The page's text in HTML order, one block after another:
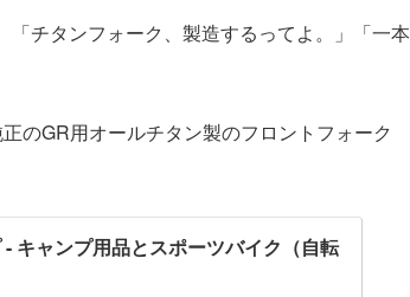
チタンフォーク、製造するってよ。」「一本
のGR用オールチタン製のフロントフォーク
キャンプ用品とスポーツバイク（自転